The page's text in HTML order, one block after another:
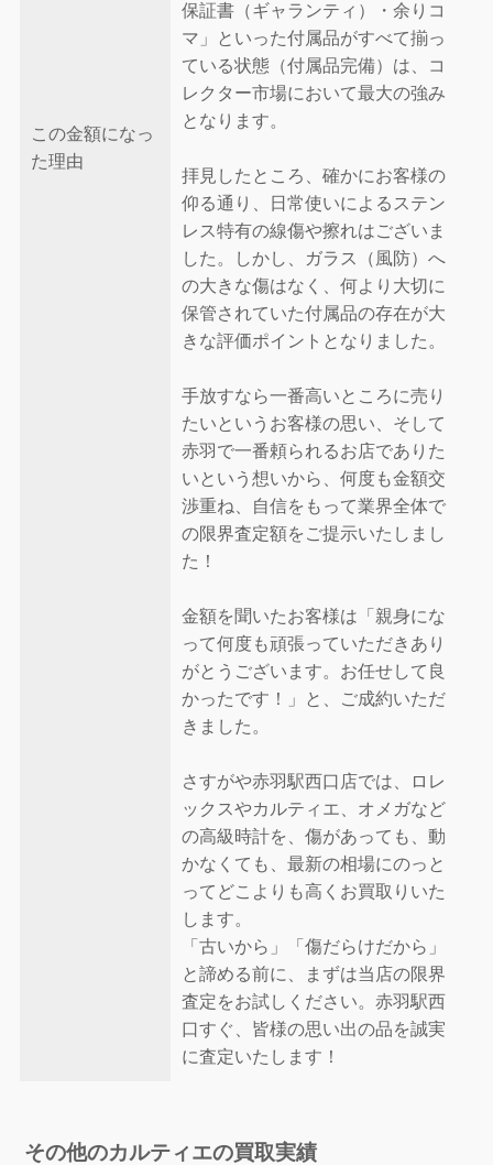
この金額になっ
た理由
保証書（ギャランティ）・余りコ
マ」といった付属品がすべて揃っ
ている状態（付属品完備）は、コ
レクター市場において最大の強み
となります。
拝見したところ、確かにお客様の
仰る通り、日常使いによるステン
レス特有の線傷や擦れはございま
した。しかし、ガラス（風防）へ
の大きな傷はなく、何より大切に
保管されていた付属品の存在が大
きな評価ポイントとなりました。
手放すなら一番高いところに売り
たいというお客様の思い、そして
赤羽で一番頼られるお店でありた
いという想いから、何度も金額交
渉重ね、自信をもって業界全体で
の限界査定額をご提示いたしまし
た！
金額を聞いたお客様は「親身にな
って何度も頑張っていただきあり
がとうございます。お任せして良
かったです！」と、ご成約いただ
きました。
さすがや赤羽駅西口店では、ロレ
ックスやカルティエ、オメガなど
の高級時計を、傷があっても、動
かなくても、最新の相場にのっと
ってどこよりも高くお買取りいた
します。
「古いから」「傷だらけだから」
と諦める前に、まずは当店の限界
査定をお試しください。赤羽駅西
口すぐ、皆様の思い出の品を誠実
に査定いたします！
その他のカルティエの買取実績